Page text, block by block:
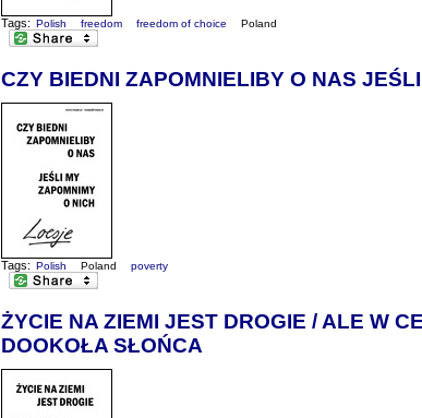
Tags: Polish freedom freedom of choice Poland
CZY BIEDNI ZAPOMNIELIBY O NAS
Tags: Polish Poland poverty
ŻYCIE NA ZIEMI JEST DROGIE / ALE W
DOOKOŁA SŁOŃCA